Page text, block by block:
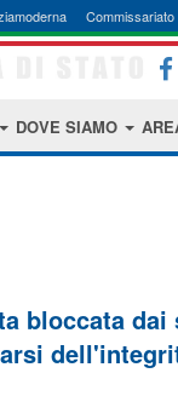
Commissariato
DOVE SIAMO
bloccata